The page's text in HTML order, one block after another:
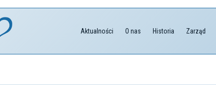
Aktualności O nas Historia Zarząd